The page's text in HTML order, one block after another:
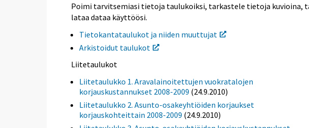
Poimi tarvitsemiasi tietoja taulukoiksi, tarkastele tietoja kuvioina,
lataa dataa käyttöösi.
Tietokantataulukot ja niiden muuttujat
Arkistoidut taulukot
Liitetaulukot
Liitetaulukko 1. Aravalainoitettujen vuokratalojen
korjauskustannukset 2008-2009 (24.9.2010)
Liitetaulukko 2. Asunto-osakeyhtiöiden korjaukset
korjauskohteittain 2008-2009 (24.9.2010)